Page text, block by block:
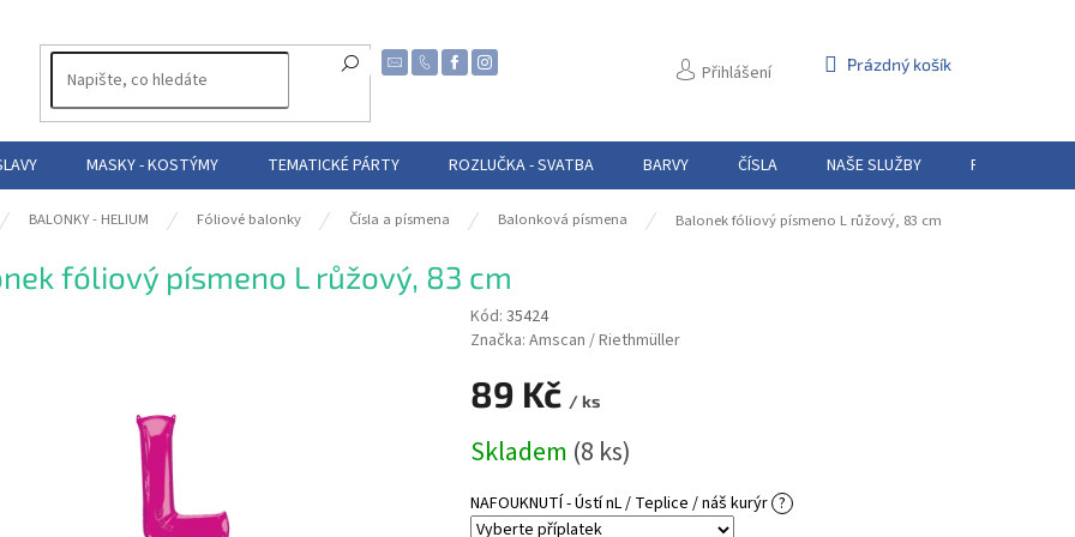
Přihlášení
NÁKUPNÍ
Prázdný košík
MASKY - KOSTÝMY TEMATICKÉ PÁRTY ROZLUČKA - SVATBA BARVY ČÍSLA NAŠE SLUŽBY PŮJČOVNA
BALONKY - HELIUM Fóliové balonky Čísla a písmena Balonková písmena Balonek fóliový písmeno L růžový, 83 cm
fóliový písmeno L růžový, 83 cm
Kód: 35424
Značka: Amscan / Riethmüller
89 Kč / ks
cena:
Skladem (8 ks)
NAFOUKNUTÍ - Ústí nL / Teplice / náš kurýr ?